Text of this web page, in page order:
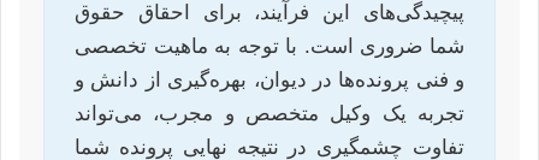
پیچیدگی‌های این فرآیند، برای احقاق حقوق
شما ضروری است. با توجه به ماهیت تخصصی
و فنی پرونده‌ها در دیوان، بهره‌گیری از دانش و
تجربه یک وکیل متخصص و مجرب، می‌تواند
تفاوت چشمگیری در نتیجه نهایی پرونده شما